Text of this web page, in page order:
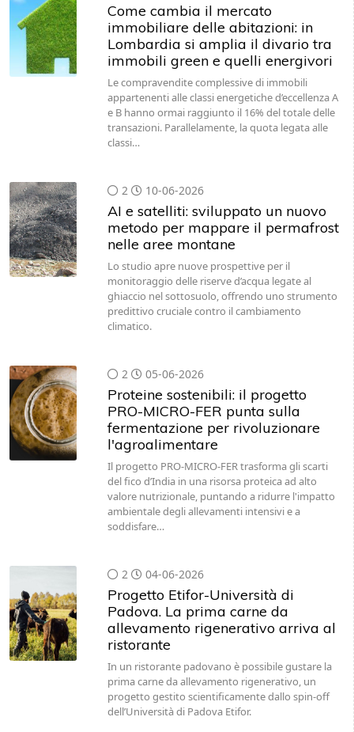
Come cambia il mercato
immobiliare delle abitazioni: in
Lombardia si amplia il divario tra
immobili green e quelli energivori
Le compravendite complessive di immobili
appartenenti alle classi energetiche d’eccellenza A
e B hanno ormai raggiunto il 16% del totale delle
transazioni. Parallelamente, la quota legata alle
classi…
2 10-06-2026
AI e satelliti: sviluppato un nuovo
metodo per mappare il permafrost
nelle aree montane
Lo studio apre nuove prospettive per il
monitoraggio delle riserve d’acqua legate al
ghiaccio nel sottosuolo, offrendo uno strumento
predittivo cruciale contro il cambiamento
climatico.
2 05-06-2026
Proteine sostenibili: il progetto
PRO-MICRO-FER punta sulla
fermentazione per rivoluzionare
l'agroalimentare
Il progetto PRO-MICRO-FER trasforma gli scarti
del fico d’India in una risorsa proteica ad alto
valore nutrizionale, puntando a ridurre l'impatto
ambientale degli allevamenti intensivi e a
soddisfare…
2 04-06-2026
Progetto Etifor-Università di
Padova. La prima carne da
allevamento rigenerativo arriva al
ristorante
In un ristorante padovano è possibile gustare la
prima carne da allevamento rigenerativo, un
progetto gestito scientificamente dallo spin-off
dell’Università di Padova Etifor.